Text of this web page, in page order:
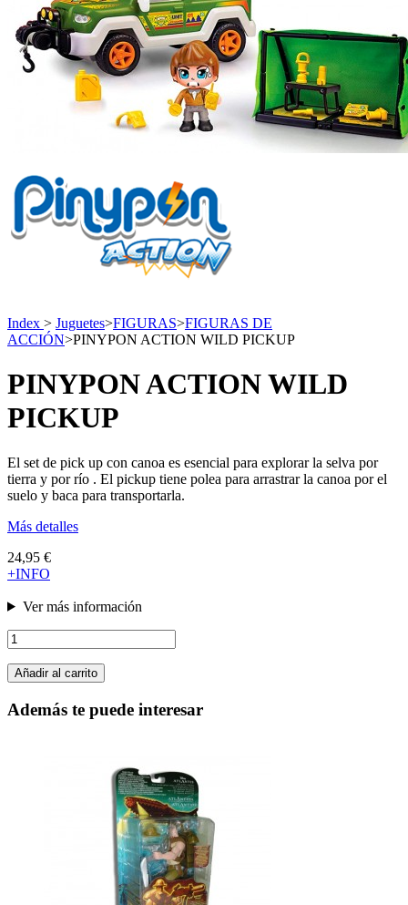
Index > Juguetes>FIGURAS>FIGURAS DE
ACCIÓN>PINYPON ACTION WILD PICKUP
PINYPON ACTION WILD
PICKUP
El set de pick up con canoa es esencial para explorar la selva por
tierra y por río . El pickup tiene polea para arrastrar la canoa por el
suelo y baca para transportarla.
Más detalles
24,95 €
+INFO
Ver más información
Añadir al carrito
Además te puede interesar